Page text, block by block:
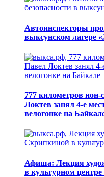
Автоинспекторы
выксунском лагере
777 километров
Локтев занял 4-е
велогонке на
Афиша: Лекция
в культурном